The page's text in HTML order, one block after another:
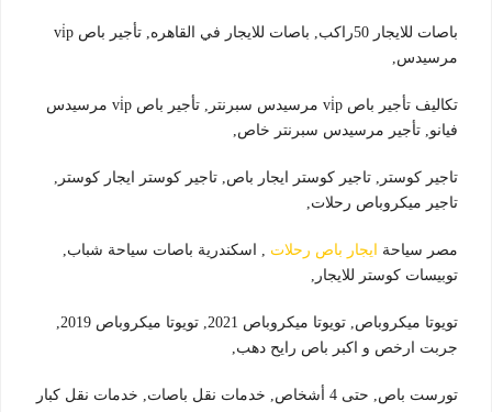
باصات للايجار 50راكب, باصات للايجار في القاهره, تأجير باص vi̇p
مرسيدس,
تكاليف تأجير باص vi̇p مرسيدس سبرنتر, تأجير باص vi̇p مرسيدس
فيانو, تأجير مرسيدس سبرنتر خاص,
تاجير كوستر, تاجير كوستر ايجار باص, تاجير كوستر ايجار كوستر,
تاجير ميكروباص رحلات,
مصر سياحة ايجار باص رحلات , اسكندرية باصات سياحة شباب,
توبيسات كوستر للايجار,
تويوتا ميكروباص, تويوتا ميكروباص 2021, تويوتا ميكروباص 2019,
جربت ارخص و اكبر باص رايح دهب,
تورست باص, حتى 4 أشخاص, خدمات نقل باصات, خدمات نقل كبار